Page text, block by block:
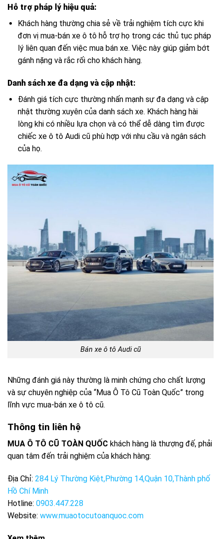
Hỗ trợ pháp lý hiệu quả:
Khách hàng thường chia sẻ về trải nghiệm tích cực khi
đơn vị mua-bán xe ô tô hỗ trợ họ trong các thủ tục pháp
lý liên quan đến việc mua bán xe. Việc này giúp giảm bớt
gánh nặng và rắc rối cho khách hàng.
Danh sách xe đa dạng và cập nhật:
Đánh giá tích cực thường nhấn mạnh sự đa dạng và cập
nhật thường xuyên của danh sách xe. Khách hàng hài
lòng khi có nhiều lựa chọn và có thể dễ dàng tìm được
chiếc xe ô tô Audi cũ phù hợp với nhu cầu và ngân sách
của họ.
Bán xe ô tô Audi cũ
Những đánh giá này thường là minh chứng cho chất lượng
và sự chuyên nghiệp của “Mua Ô Tô Cũ Toàn Quốc” trong
lĩnh vực mua-bán xe ô tô cũ.
Thông tin liên hệ
MUA Ô TÔ CŨ TOÀN QUỐC khách hàng là thượng đế, phải
quan tâm đến trải nghiệm của khách hàng:
Địa Chỉ: 284 Lý Thường Kiệt,Phường 14,Quận 10,Thành phố
Hồ Chí Minh
Hotline: 0903.447.228
Website: www.muaotocutoanquoc.com